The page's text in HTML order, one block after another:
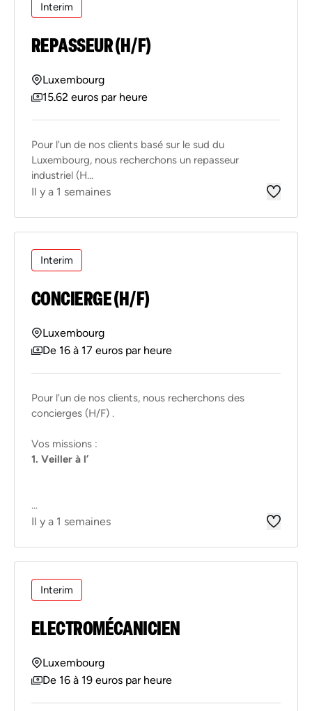
Interim
REPASSEUR (H/F)
Luxembourg
15.62 euros par heure
Pour l'un de nos clients basé sur le sud du
Luxembourg, nous recherchons un repasseur
industriel (H...
Il y a 1 semaines
Interim
CONCIERGE (H/F)
Luxembourg
De 16 à 17 euros par heure
Pour l'un de nos clients, nous recherchons des
concierges (H/F) .
Vos missions :
1. Veiller à l’
...
Il y a 1 semaines
Interim
ELECTROMÉCANICIEN
Luxembourg
De 16 à 19 euros par heure